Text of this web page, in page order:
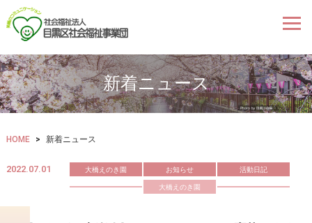
新着ニュース
HOME > 新着ニュース
2022.07.01 大橋えのき園 お知らせ
活動日記
大橋えのき園